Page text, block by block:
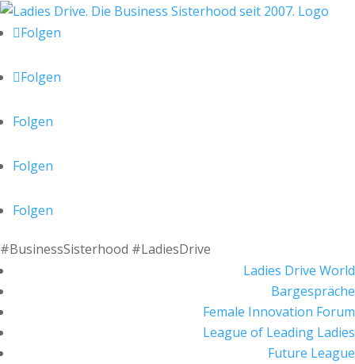
Folgen
Folgen
Folgen
Folgen
Folgen
#BusinessSisterhood #LadiesDrive
Ladies Drive World
Bargespräche
Female Innovation Forum
League of Leading Ladies
Future League